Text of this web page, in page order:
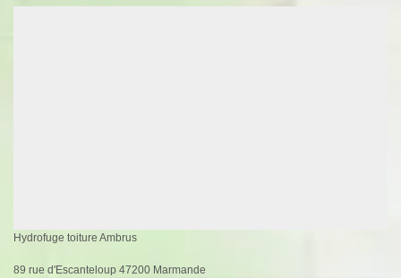
Hydrofuge toiture Ambrus
89 rue d'Escanteloup 47200 Marmande